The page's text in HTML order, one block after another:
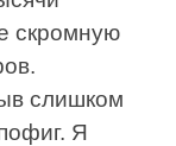
скромную
слишком
Я